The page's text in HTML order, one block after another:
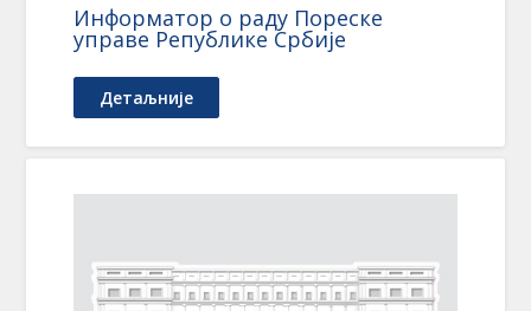
Информатор о раду Пореске
управе Републике Србије
Детаљније